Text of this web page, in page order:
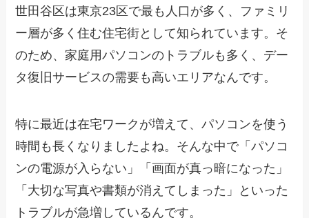
世田谷区は東京23区で最も人口が多く、ファミリ
ー層が多く住む住宅街として知られています。そ
のため、家庭用パソコンのトラブルも多く、デー
タ復旧サービスの需要も高いエリアなんです。
特に最近は在宅ワークが増えて、パソコンを使う
時間も長くなりましたよね。そんな中で「パソコ
ンの電源が入らない」「画面が真っ暗になった」
「大切な写真や書類が消えてしまった」といった
トラブルが急増しているんです。